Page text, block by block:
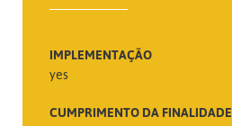
IMPLEMENTAÇÃO
yes
CUMPRIMENTO DA FINALIDADE